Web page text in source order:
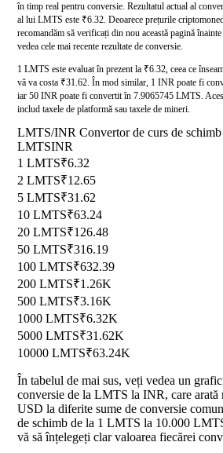
în timp real pentru conversie. Rezultatul actual al
al lui LMTS este ₹6.32. Deoarece prețurile
recomandăm să verificați din nou această pagină
vedea cele mai recente rezultate de conversie.
1 LMTS este evaluat în prezent la ₹6.32, ceea ce
vă va costa ₹31.62. În mod similar, 1 INR poate fi
iar 50 INR poate fi convertit în 7.9065745 LMTS.
includ taxele de platformă sau taxele de mineri.
LMTS/INR Convertor de curs de schimb
LMTSINR
1 LMTS₹6.32
2 LMTS₹12.65
5 LMTS₹31.62
10 LMTS₹63.24
20 LMTS₹126.48
50 LMTS₹316.19
100 LMTS₹632.39
200 LMTS₹1.26K
500 LMTS₹3.16K
1000 LMTS₹6.32K
5000 LMTS₹31.62K
10000 LMTS₹63.24K
În tabelul de mai sus, veți vedea un
conversie de la LMTS la INR, care arată
USD la diferite sume de conversie
de schimb de la 1 LMTS la 10.000
vă să înțelegeți clar valoarea fiecărei